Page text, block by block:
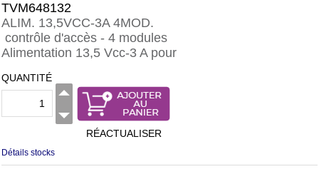
TVM648132
ALIM. 13,5VCC-3A 4MOD.
contrôle d'accès - 4 modules
Alimentation 13,5 Vcc-3 A pour
QUANTITÉ
RÉACTUALISER
Détails stocks